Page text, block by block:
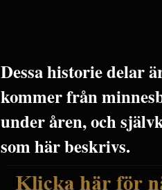
Dessa historie delar
kommer från
under åren, och
som här beskrivs.